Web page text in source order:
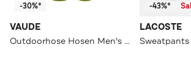
-30%*
VAUDE
Outdoorhose Hosen Men's Scopi Pants III dark leaf Slim
-43%*
LACOSTE